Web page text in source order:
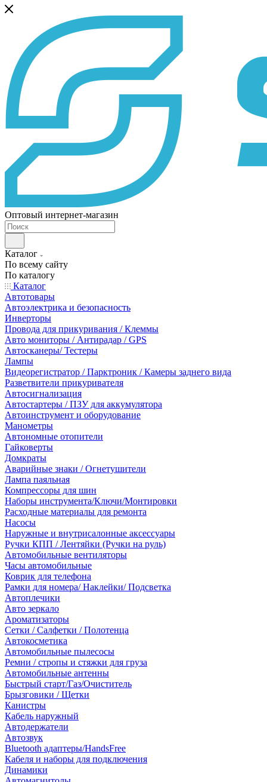
Оптовый интернет-магазин
Каталог
По всему сайту
По каталогу
Каталог
Автотовары
Автоэлектрика и безопасность
Инверторы
Провода для прикуривания / Клеммы
Авто мониторы / Антирадар / GPS
Автосканеры/ Тестеры
Лампы
Видеорегистратор / Парктроник / Камеры заднего вида
Разветвители прикуривателя
Автосигнализация
Автостартеры / ПЗУ для аккумулятора
Автоинструмент и оборудование
Манометры
Автономные отопители
Гайковерты
Домкраты
Аварийные знаки / Огнетушители
Лампа паяльная
Компрессоры для шин
Наборы инструмента/Ключи/Монтировки
Расходные материалы для ремонта
Насосы
Наружные и внутрисалонные аксессуары
Ручки КПП / Лентяйки (Ручки на руль)
Автомобильные вентиляторы
Часы автомобильные
Коврик для телефона
Рамки для номера/ Наклейки/ Подсветка
Автоплечики
Авто зеркало
Ароматизаторы
Сетки / Салфетки / Полотенца
Автокосметика
Автомобильные пылесосы
Ремни / стропы и стяжки для груза
Автомобильные антенны
Быстрый старт/Газ/Очиститель
Брызговики / Щетки
Канистры
Кабель наружный
Автодержатели
Автозвук
Bluetooth адаптеры/HandsFree
Кабеля и наборы для подключения
Динамики